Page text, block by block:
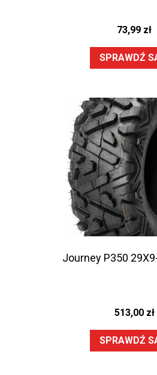
73,99 zł
SPRAWDŹ
Journey P350
513,00 zł
SPRAWDŹ